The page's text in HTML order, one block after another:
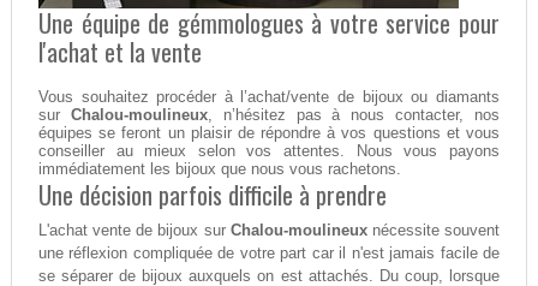
Une équipe de gémmologues à votre service pour
l'achat et la vente
Vous souhaitez procéder à l’achat/vente de bijoux ou diamants
sur Chalou-moulineux, n’hésitez pas à nous contacter, nos
équipes se feront un plaisir de répondre à vos questions et vous
conseiller au mieux selon vos attentes. Nous vous payons
immédiatement les bijoux que nous vous rachetons.
Une décision parfois difficile à prendre
L'achat vente de bijoux sur Chalou-moulineuxnécessite souvent
une réflexion compliquée de votre part car il n'est jamais facile de
se séparer de bijoux auxquels on est attachés. Du coup, lorsque